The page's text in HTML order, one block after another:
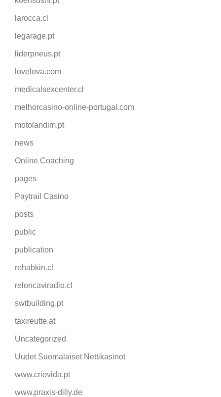
larocca.cl
legarage.pt
liderpneus.pt
lovelova.com
medicalsexcenter.cl
melhorcasino-online-portugal.com
motolandim.pt
news
Online Coaching
pages
Paytrail Casino
posts
public
publication
rehabkin.cl
reloncaviradio.cl
swtbuilding.pt
taxireutte.at
Uncategorized
Uudet Suomalaiset Nettikasinot
www.criovida.pt
www.praxis-dilly.de